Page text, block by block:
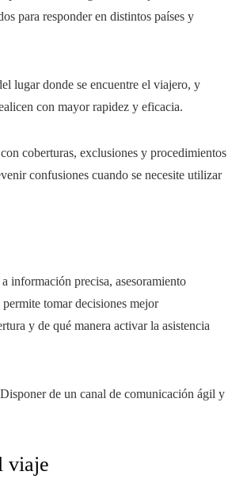
para responder en distintos países y
lugar donde se encuentre el viajero, y
con mayor rapidez y eficacia.
coberturas, exclusiones y procedimientos
confusiones cuando se necesite utilizar
información precisa, asesoramiento
tomar decisiones mejor
y de qué manera activar la asistencia
de un canal de comunicación ágil y
viaje